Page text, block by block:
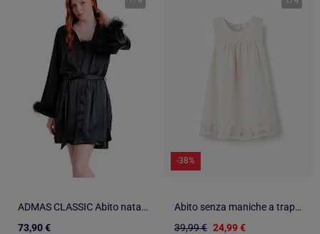
ADMAS CLASSIC Abito natalizio Marabu Luxe a maniche lunghe per donna
73,90 €
-38%
Abito senza maniche a trapezio con fiori ricamati
39,99 € 24,99 €